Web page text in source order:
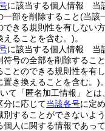
に該当する個人情報 当
一部を削除すること(当該
できる規則性を有しない
えることを含む。)。
に該当する個人情報 当
符号の全部を削除すること
ことのできる規則性を有
置き換えることを含む。)。
て「匿名加工情報」とは、
分に応じて当該各号に定
別することができないよ
個人に関する情報であっ